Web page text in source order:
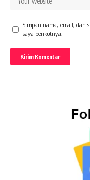
Simpan nama, email, dan
saya berikutnya.